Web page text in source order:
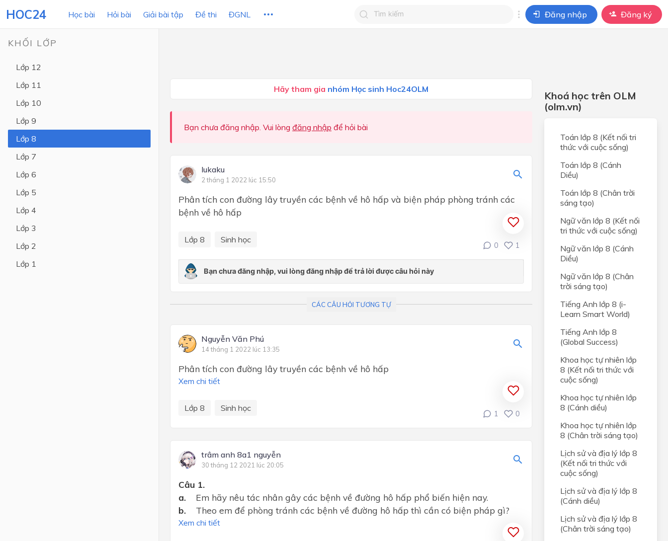
HOC24 Học bài Hỏi bài Giải bài tập Đề thi ĐGNL Đăng nhập Đăng ký
Lớp 10
Lớp 9
KHỐI LỚP
Lớp 12
Lớp 11
Lớp 10
Lớp 9
Lớp 8
Lớp 7
Lớp 6
Lớp 5
Lớp 4
Lớp 3
Lớp 2
Lớp 1
Hãy tham gia nhóm Học sinh Hoc24OLM
Bạn chưa đăng nhập. Vui lòng đăng nhập để hỏi bài
lukaku
2 tháng 1 2022 lúc 15:50
Phân tích con đường lây truyền các bệnh về hô hấp và biện pháp phòng tránh các
bệnh về hô hấp
Lớp 8 Sinh học
0 1
CÁC CÂU HỎI TƯƠNG TỰ
Nguyễn Văn Phú
14 tháng 1 2022 lúc 13:35
Phân tích con đường lây truyền các bệnh về hô hấp
Xem chi tiết
Lớp 8 Sinh học
1 0
trâm anh 8a1 nguyễn
30 tháng 12 2021 lúc 20:05
Câu 1.
a. Em hãy nêu tác nhân gây các bệnh về đường hô hấp phổ biến hiện nay.
b. Theo em để phòng tránh các bệnh về đường hô hấp thì cần có biện pháp gì?
Xem chi tiết
Khoá học trên OLM
(olm.vn)
Toán lớp 8 (Kết nối tri
thức với cuộc sống)
Toán lớp 8 (Cánh
Diều)
Toán lớp 8 (Chân trời
sáng tạo)
Ngữ văn lớp 8 (Kết nối
tri thức với cuộc sống)
Ngữ văn lớp 8 (Cánh
Diều)
Ngữ văn lớp 8 (Chân
trời sáng tạo)
Tiếng Anh lớp 8 (i-
Learn Smart World)
Tiếng Anh lớp 8
(Global Success)
Khoa học tự nhiên lớp
8 (Kết nối tri thức với
cuộc sống)
Khoa học tự nhiên lớp
8 (Cánh diều)
Khoa học tự nhiên lớp
8 (Chân trời sáng tạo)
Lịch sử và địa lý lớp 8
(Kết nối tri thức với
cuộc sống)
Lịch sử và địa lý lớp 8
(Cánh diều)
Lịch sử và địa lý lớp 8
(Chân trời sáng tạo)